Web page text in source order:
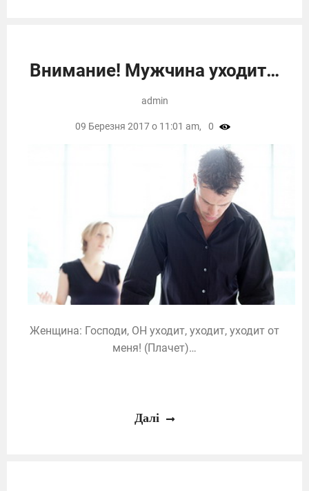
Внимание! Мужчина уходит…
Женщина: Господи, ОН уходит, уходит, уходит от
меня! (Плачет)…
admin
09 Березня 2017 о 11:01 am, 0
Далі